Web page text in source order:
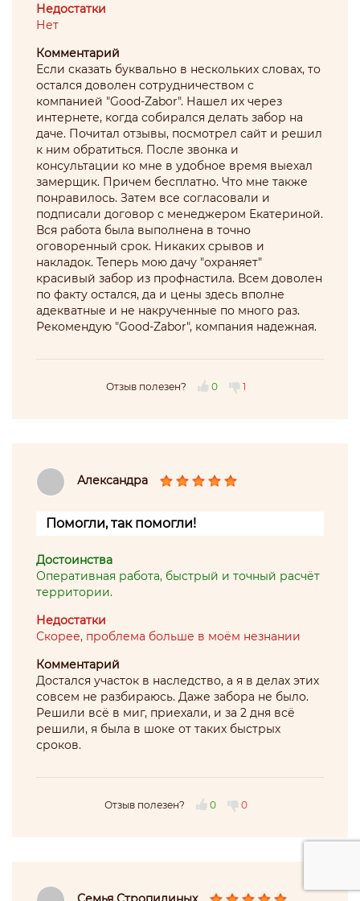
Недостатки
Нет
Комментарий
Если сказать буквально в нескольких словах, то
остался доволен сотрудничеством с
компанией "Good-Zabor". Нашел их через
интернете, когда собирался делать забор на
даче. Почитал отзывы, посмотрел сайт и решил
к ним обратиться. После звонка и
консультации ко мне в удобное время выехал
замерщик. Причем бесплатно. Что мне также
понравилось. Затем все согласовали и
подписали договор с менеджером Екатериной.
Вся работа была выполнена в точно
оговоренный срок. Никаких срывов и
накладок. Теперь мою дачу "охраняет"
красивый забор из профнастила. Всем доволен
по факту остался, да и цены здесь вполне
адекватные и не накрученные по много раз.
Рекомендую "Good-Zabor", компания надежная.
Отзыв полезен? 0 1
Александра
Помогли, так помогли!
Достоинства
Оперативная работа, быстрый и точный расчёт
территории.
Недостатки
Скорее, проблема больше в моём незнании
Комментарий
Достался участок в наследство, а я в делах этих
совсем не разбираюсь. Даже забора не было.
Решили всё в миг, приехали, и за 2 дня всё
решили, я была в шоке от таких быстрых
сроков.
Отзыв полезен? 0 0